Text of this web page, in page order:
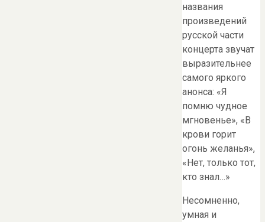
названия
произведений
русской части
концерта звучат
выразительнее
самого яркого
анонса: «Я
помню чудное
мгновенье», «В
крови горит
огонь желанья»,
«Нет, только тот,
кто знал…»
Несомненно,
умная и